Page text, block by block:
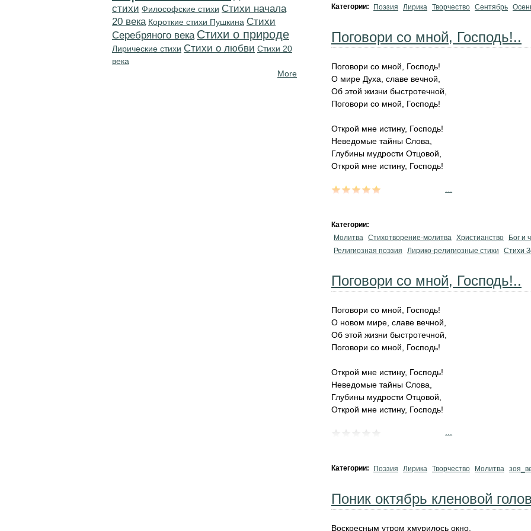
Категории: Поэзия Лирика Творчество Сентябрь
Поговори со мной, Господь!..
Поговори со мной, Господь!
О мире Духа, славе вечной,
Об этой жизни быстротечной,
Поговори со мной, Господь!
Открой мне истину, Господь!
Неведомые тайны Слова,
Глубины мудрости Отцовой,
Открой мне истину, Господь!
Категории:
Молитва Стихотворение-молитва Христианство Бог и
Религиозная поэзия
Лирико-религиозные стихи Стихи
Поговори со мной, Господь!..
Поговори со мной, Господь!
О новом мире, славе вечной,
Об этой жизни быстротечной,
Поговори со мной, Господь!
Открой мне истину, Господь!
Неведомые тайны Слова,
Глубины мудрости Отцовой,
Открой мне истину, Господь!
Категории: Поэзия Лирика Творчество Молитва
Поник октябрь кленовой
Воскресным утром хмурилось окно,
стихи Философские стихи Cтихи начала
20 века Короткие стихи Пушкина Cтихи
Серебряного века Стихи о природе
Лирические стихи Стихи о любви Стихи 20
века
More